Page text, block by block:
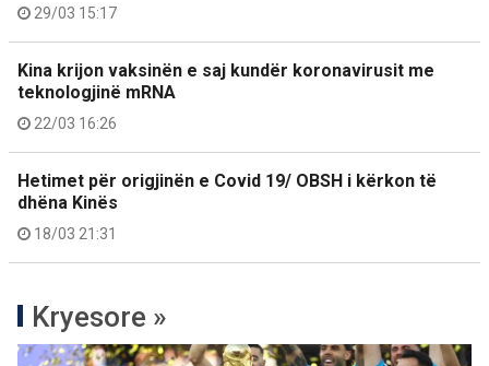
29/03 15:17
Kina krijon vaksinën e saj kundër koronavirusit me
teknologjinë mRNA
22/03 16:26
Hetimet për origjinën e Covid 19/ OBSH i kërkon të
dhëna Kinës
18/03 21:31
Kryesore »